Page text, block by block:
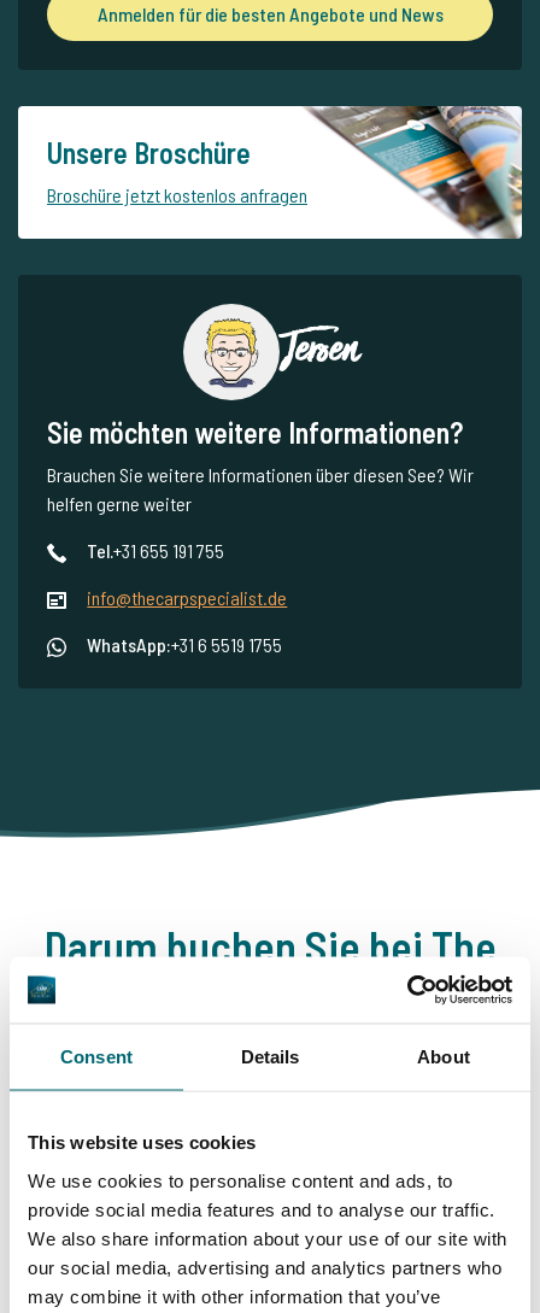
Consent Details About
This website uses cookies
We use cookies to personalise content and ads, to
provide social media features and to analyse our traffic.
We also share information about your use of our site with
our social media, advertising and analytics partners who
may combine it with other information that you’ve
Anmelden für die besten Angebote und News
Unsere Broschüre
Broschüre jetzt kostenlos anfragen
Jeroen
Sie möchten weitere Informationen?
Brauchen Sie weitere Informationen über diesen See? Wir
helfen gerne weiter
Tel.+31 655 191 755
info@thecarpspecialist.de
WhatsApp:+31 6 5519 1755
Darum buchen Sie bei The
35030 Angler haben uns bereits bewertet
9,7
Allgemein
9,2
Anlagen